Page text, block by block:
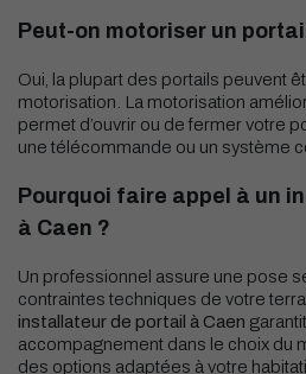
Peut-on motoriser un
Oui, la plupart des portails peuvent
motorisation. La motorisation
permet d’ouvrir ou de fermer votre
une télécommande ou un système
Pourquoi faire appel à un
à Caen ?
Un professionnel assure une pose
contraintes techniques de votre
installateur de portail à Caen
accompagnement dans le choix du
des options adaptées à votre